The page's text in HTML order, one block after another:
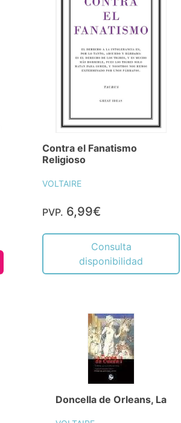
Contra el Fanatismo
Religioso
VOLTAIRE
PVP. 6,99€
Consulta
disponibilidad
Doncella de Orleans, La